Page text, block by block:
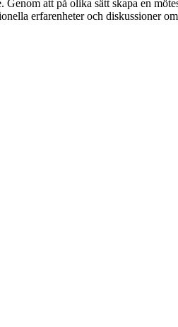
att på olika sätt skapa en
erfarenheter och diskussioner